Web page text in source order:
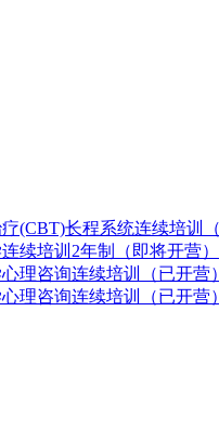
(CBT)长程系统连续培训
续培训2年制（即将开营）
理咨询连续培训（已开营）
理咨询连续培训（已开营）